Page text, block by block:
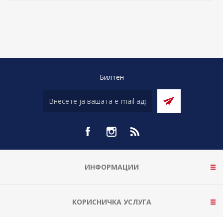
Билтен
ИНФОРМАЦИИ
КОРИСНИЧКА УСЛУГА